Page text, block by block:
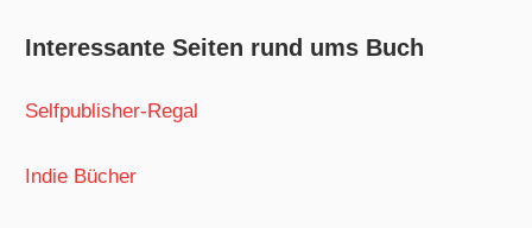
Interessante Seiten rund ums Buch
Selfpublisher-Regal
Indie Bücher